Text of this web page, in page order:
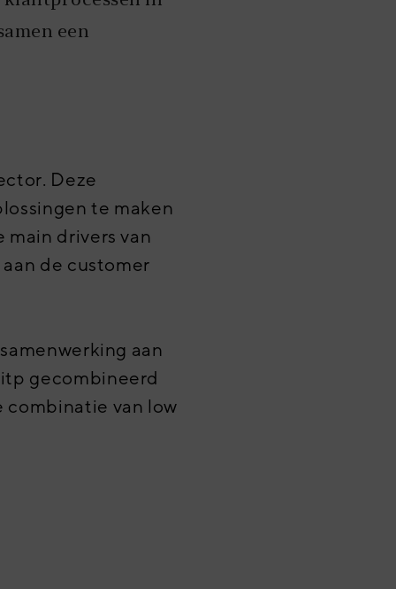
een
Deze
te maken
main drivers van
de customer
aan
gecombineerd
combinatie van low